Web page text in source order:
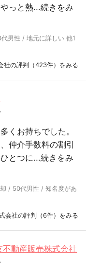
っと熱...続きをみ
男性 / 地元に詳しい 他1
社の評判（423件）をみる
くお持ちでした。
仲介手数料の割引
とつに...続きをみ
/ 50代男性 / 知名度があ
会社の評判（6件）をみる
動産販売株式会社